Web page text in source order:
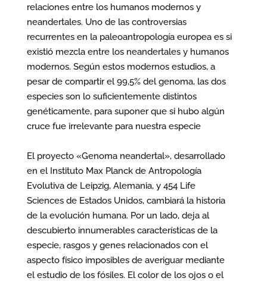
relaciones entre los humanos modernos y
neandertales. Uno de las controversias
recurrentes en la paleoantropología europea es si
existió mezcla entre los neandertales y humanos
modernos. Según estos modernos estudios, a
pesar de compartir el 99,5% del genoma, las dos
especies son lo suficientemente distintos
genéticamente, para suponer que si hubo algún
cruce fue irrelevante para nuestra especie
El proyecto «Genoma neandertal», desarrollado
en el Instituto Max Planck de Antropología
Evolutiva de Leipzig, Alemania, y 454 Life
Sciences de Estados Unidos, cambiará la historia
de la evolución humana. Por un lado, deja al
descubierto innumerables características de la
especie, rasgos y genes relacionados con el
aspecto físico imposibles de averiguar mediante
el estudio de los fósiles. El color de los ojos o el